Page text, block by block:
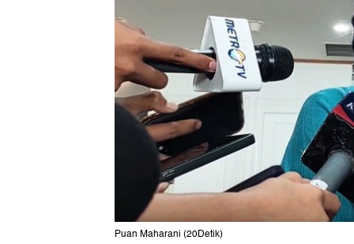
Puan Maharani (20Detik)